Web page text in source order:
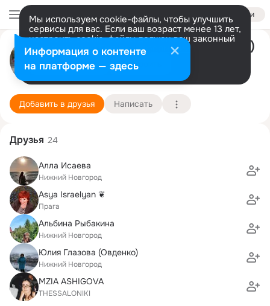
Войти
Мы используем cookie-файлы, чтобы улучшить
сервисы для вас. Если ваш возраст менее 13 лет,
настроить cookie-файлы должен ваш законный
представитель. Больше информации
Разрешить все Настроить
Светлана Соколова ( Гречухина)
Н.Новгород
27 августа (49 лет)
78 школа
Подробнее
Добавить в друзья Написать
Друзья 24
Алла Исаева
Нижний Новгород
Asya Israelyan ❦
Прага
Альбина Рыбакина
Нижний Новгород
Юлия Глазова (Овденко)
Нижний Новгород
MZIA ASHIGOVA
THESSALONIKI
Информация о контенте
на платформе — здесь